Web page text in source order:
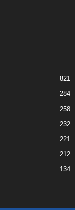
821
284
258
232
221
212
134